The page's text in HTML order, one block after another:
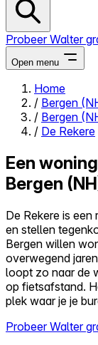
Probeer Walter
Open menu
Close menu
Zelf kopen
Reviews
Prijzen
Log in
Probeer Walter
Home
/ Bergen
/ Bergen
/ De Rekere
Een
Bergen
De Rekere is
en stellen
Bergen willen
overwegend
loopt zo naar de
op fietsafstand.
plek waar je je
Probeer Walter